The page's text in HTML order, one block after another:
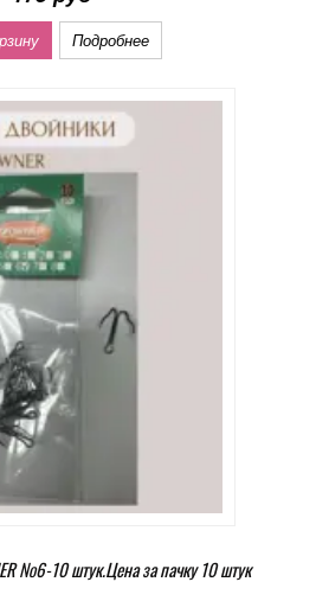
Подробнее
№6-10 штук.Цена за пачку 10 штук